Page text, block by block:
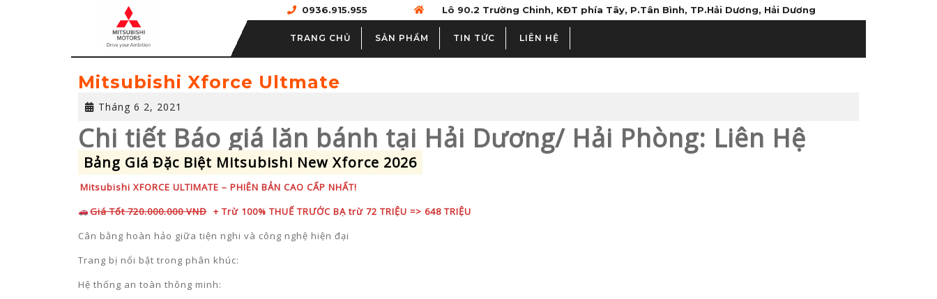
0936.915.955 Lô 90.2 Trường Chinh, KĐT phía Tây, P.Tân Bình, TP.Hải Dương, Hải Dương
TRANG CHỦ SẢN PHẨM TIN TỨC LIÊN HỆ
Mitsubishi Xforce Ultmate
Tháng 6 2, 2021
2,
2021
Chi tiết Báo giá lăn bánh tại Hải Dương/ Hải Phòng: Liên Hệ
Bảng Giá Đặc Biệt Mitsubishi New Xforce 2026
Mitsubishi XFORCE ULTIMATE – PHIÊN BẢN CAO CẤP NHẤT!
Giá Tốt 720.000.000 VNĐ + Trừ 100% THUẾ TRƯỚC BẠ trừ 72 TRIỆU => 648 TRIỆU
Cân bằng hoàn hảo giữa tiện nghi và công nghệ hiện đại
Trang bị nổi bật trong phân khúc:
Hệ thống an toàn thông minh: